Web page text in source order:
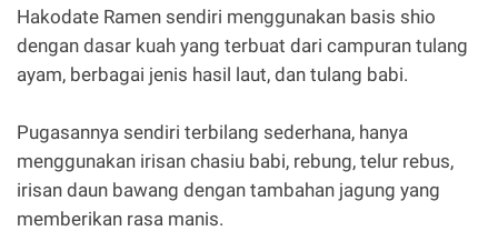
Hakodate Ramen sendiri menggunakan basis shio
dengan dasar kuah yang terbuat dari campuran tulang
ayam, berbagai jenis hasil laut, dan tulang babi.
Pugasannya sendiri terbilang sederhana, hanya
menggunakan irisan chasiu babi, rebung, telur rebus,
irisan daun bawang dengan tambahan jagung yang
memberikan rasa manis.